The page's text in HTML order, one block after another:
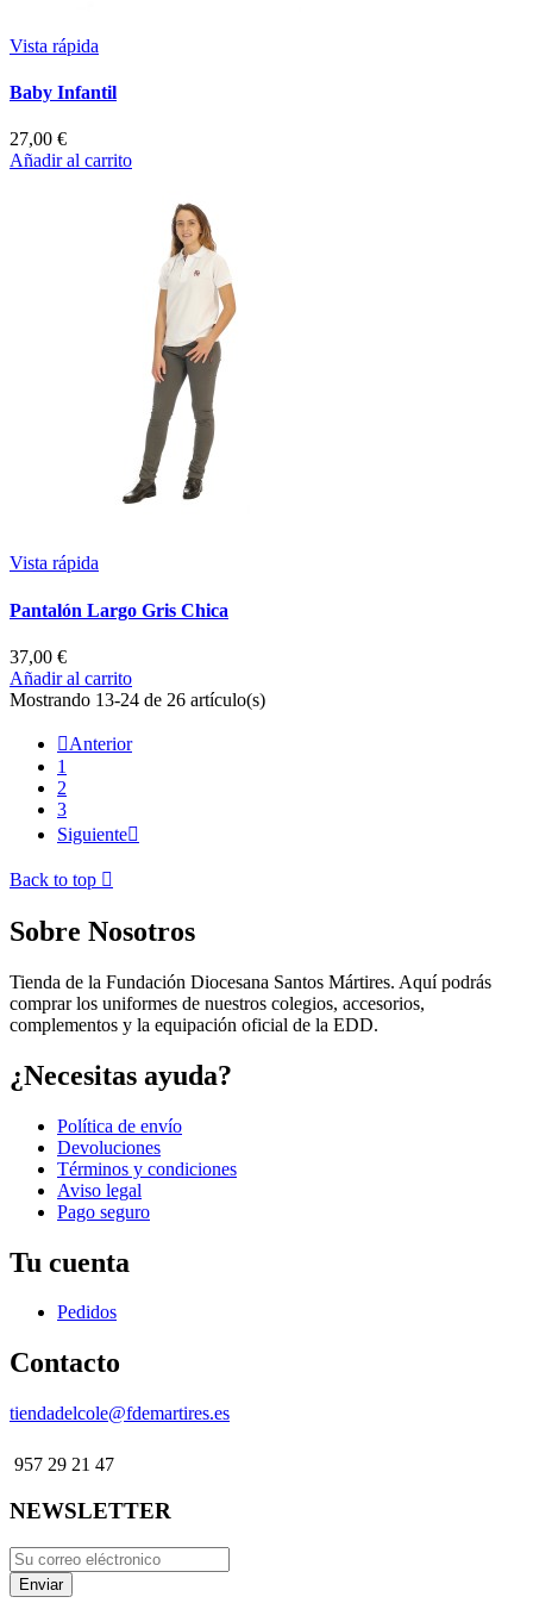
Vista rápida
Baby Infantil
27,00 €
Añadir al carrito
Vista rápida
Pantalón Largo Gris Chica
37,00 €
Añadir al carrito
Mostrando 13-24 de 26 artículo(s)
Anterior
1
2
3
Siguiente
Back to top 
Sobre Nosotros
Tienda de la Fundación Diocesana Santos Mártires. Aquí podrás
comprar los uniformes de nuestros colegios, accesorios,
complementos y la equipación oficial de la EDD.
¿Necesitas ayuda?
Política de envío
Devoluciones
Términos y condiciones
Aviso legal
Pago seguro
Tu cuenta
Pedidos
Contacto
tiendadelcole@fdemartires.es
957 29 21 47
NEWSLETTER